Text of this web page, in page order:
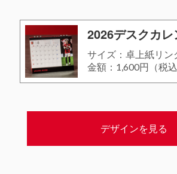
2026デスクカレ
サイズ：卓上紙リン
金額：1,600円（税込
デザインを見る